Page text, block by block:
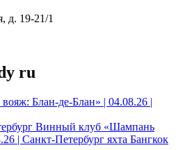
д. 19-21/1
ru
Винный клуб «Шампань
| Санкт-Петербург яхта Бангкок